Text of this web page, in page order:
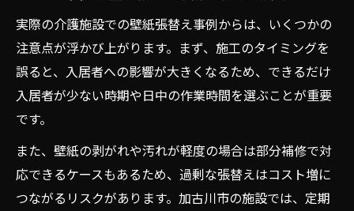
実際の介護施設での壁紙張替え事例からは、いくつかの
注意点が浮かび上がります。まず、施工のタイミングを
誤ると、入居者への影響が大きくなるため、できるだけ
入居者が少ない時期や日中の作業時間を選ぶことが重要
です。
また、壁紙の剥がれや汚れが軽度の場合は部分補修で対
応できるケースもあるため、過剰な張替えはコスト増に
つながるリスクがあります。加古川市の施設では、定期